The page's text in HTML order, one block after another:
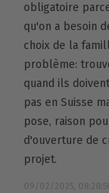
obligatoire
qu'on a besoin
choix de la
problème:
quand ils
pas en Suisse
pose, raison
d'ouverture de
projet.
09/02/2025,